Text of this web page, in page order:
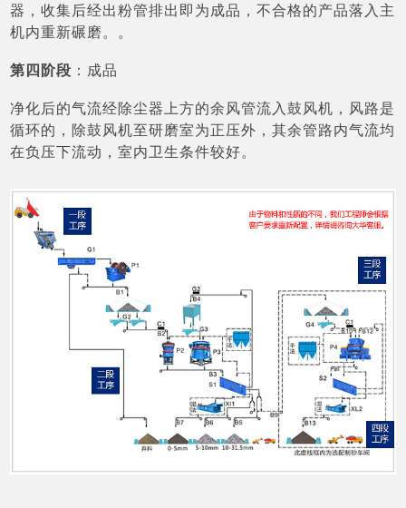
器，收集后经出粉管排出即为成品，不合格的产品落入主
机内重新碾磨。。
第四阶段 ：成品
净化后的气流经除尘器上方的余风管流入鼓风机，风路是
循环的，除鼓风机至研磨室为正压外，其余管路内气流均
在负压下流动，室内卫生条件较好。